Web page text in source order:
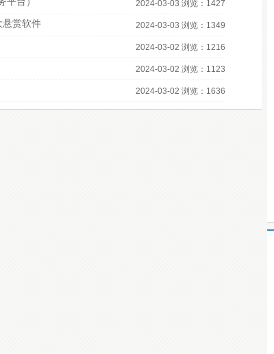
2024-03-03 浏览：1427
悬赏软件 2024-03-03 浏览：1349
2024-03-02 浏览：1216
2024-03-02 浏览：1123
2024-03-02 浏览：1636